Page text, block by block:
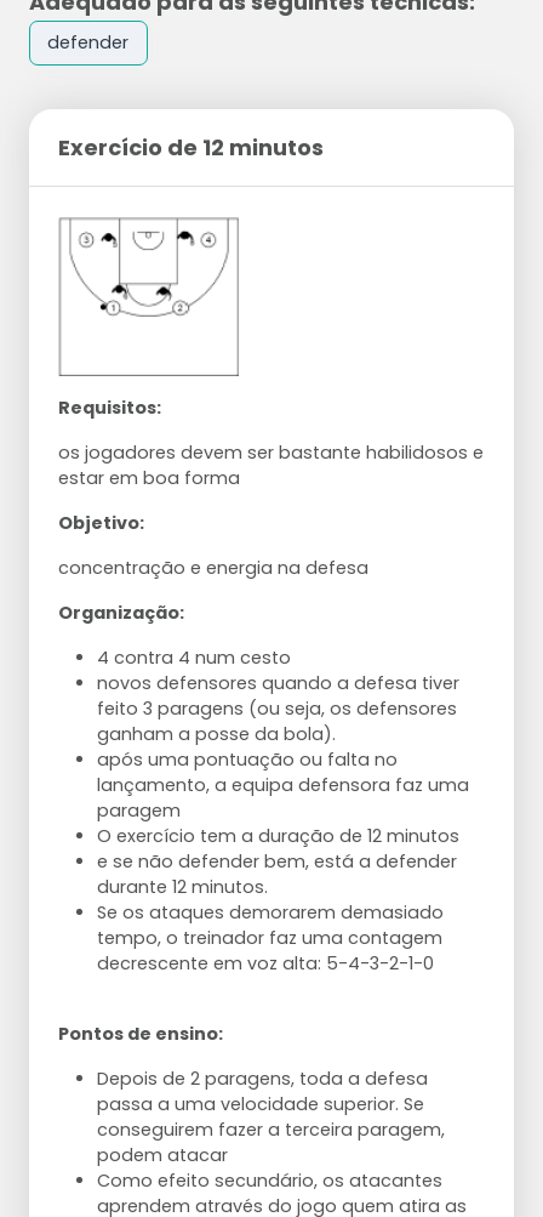
defender
Exercício de 12 minutos
Requisitos:
os jogadores devem ser bastante habilidosos e
estar em boa forma
Objetivo:
concentração e energia na defesa
Organização:
4 contra 4 num cesto
novos defensores quando a defesa tiver
feito 3 paragens (ou seja, os defensores
ganham a posse da bola).
após uma pontuação ou falta no
lançamento, a equipa defensora faz uma
paragem
O exercício tem a duração de 12 minutos
e se não defender bem, está a defender
durante 12 minutos.
Se os ataques demorarem demasiado
tempo, o treinador faz uma contagem
decrescente em voz alta: 5-4-3-2-1-0
Pontos de ensino:
Depois de 2 paragens, toda a defesa
passa a uma velocidade superior. Se
conseguirem fazer a terceira paragem,
podem atacar
Como efeito secundário, os atacantes
aprendem através do jogo quem atira as